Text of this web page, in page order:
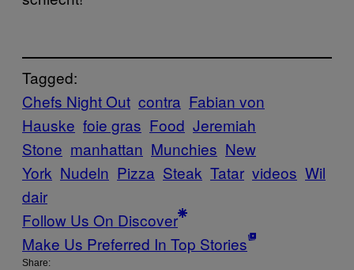
Tagged:
Chefs Night Out contra Fabian von
Hauske foie gras Food Jeremiah
Stone manhattan Munchies New
York Nudeln Pizza Steak Tatar videos Wil
dair
Follow Us On Discover
Make Us Preferred In Top Stories
Share: